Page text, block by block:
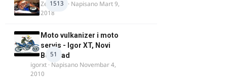
1513
Zeljkamp · Napisano Mart 9,
2018
51
Moto vulkanizer i moto
servis - Igor XT, Novi
Beograd
igorxt · Napisano Novembar 4,
2010